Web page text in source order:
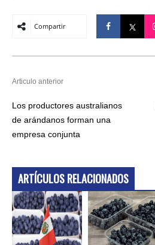
Compartir
Articulo anterior
Los productores australianos
de arándanos forman una
empresa conjunta
ARTÍCULOS RELACIONADOS